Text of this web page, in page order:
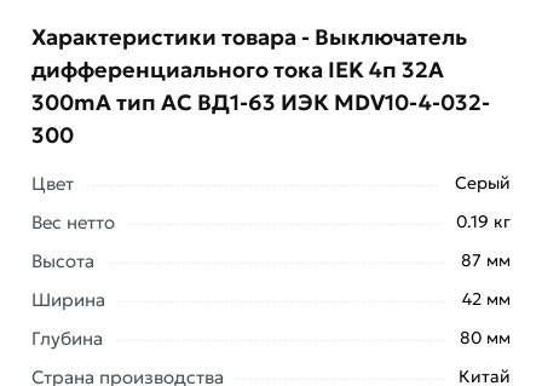
Условия доставки и цены на товар Выключатель
Характеристики товара - Выключатель
дифференциального тока IEK 4п 32A
300mA тип AC ВД1-63 ИЭК MDV10-4-032-
300
Цвет Серый
Вес нетто 0.19 кг
Высота 87 мм
Ширина 42 мм
Глубина 80 мм
Страна производства Китай